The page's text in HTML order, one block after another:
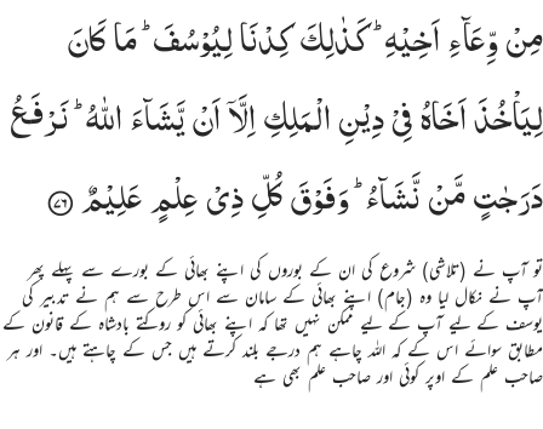
مِنْوِّعَآءِاَخِیْهِ ؕ كَذٰلِكَكِدْنَالِیُوْسُفَ ؕ مَاكَانَ
لِیَاْخُذَاَخَاهُفِیْدِیْنِالْمَلِكِاِلَّاۤاَنْیَّشَآءَاللّٰهُ ؕ نَرْفَعُ
دَرَجٰتٍمَّنْنَّشَآءُ ؕ وَفَوْقَكُلِّذِیْعِلْمٍعَلِیْمٌ
تو آپ نے (تلاشی) شروع کی ان کے بوروں کی اپنے بھائی کے بورے سے پہلے پھر
آپ نے نکال لیا وہ (جام) اپنے بھائی کے سامان سے اس طرح سے ہم نے تدبیر کی
یوسف کے لیے آپ کے لیے ممکن نہیں تھا کہ اپنے بھائی کو روکتے بادشاہ کے قانون کے
مطابق سوائے اس کے کہ اللہ چاہے ہم درجے بلند کرتے ہیں جس کے چاہتے ہیں۔ اور ہر
صاحب علم کے اوپر کوئی اور صاحب علم بھی ہے